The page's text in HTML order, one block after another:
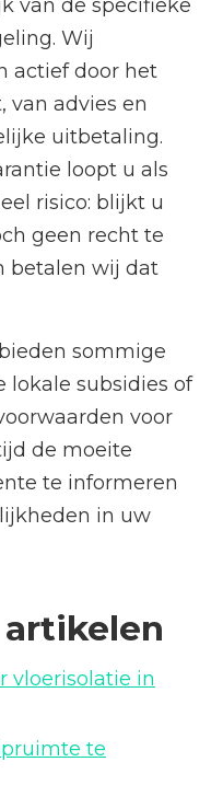
van de specifieke
Wij
actief door het
van advies en
uitbetaling.
loopt u als
risico: blijkt u
geen recht te
betalen wij dat
sommige
lokale subsidies of
voor
de moeite
te informeren
in uw
vloerisolatie in
te